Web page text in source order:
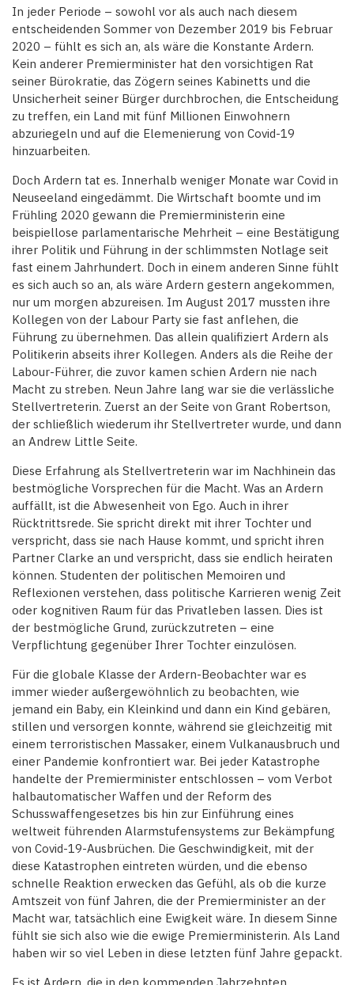
In jeder Periode – sowohl vor als auch nach diesem
entscheidenden Sommer von Dezember 2019 bis Februar
2020 – fühlt es sich an, als wäre die Konstante Ardern.
Kein anderer Premierminister hat den vorsichtigen Rat
seiner Bürokratie, das Zögern seines Kabinetts und die
Unsicherheit seiner Bürger durchbrochen, die Entscheidung
zu treffen, ein Land mit fünf Millionen Einwohnern
abzuriegeln und auf die Elemenierung von Covid-19
hinzuarbeiten.
Doch Ardern tat es. Innerhalb weniger Monate war Covid in
Neuseeland eingedämmt. Die Wirtschaft boomte und im
Frühling 2020 gewann die Premierministerin eine
beispiellose parlamentarische Mehrheit – eine Bestätigung
ihrer Politik und Führung in der schlimmsten Notlage seit
fast einem Jahrhundert. Doch in einem anderen Sinne fühlt
es sich auch so an, als wäre Ardern gestern angekommen,
nur um morgen abzureisen. Im August 2017 mussten ihre
Kollegen von der Labour Party sie fast anflehen, die
Führung zu übernehmen. Das allein qualifiziert Ardern als
Politikerin abseits ihrer Kollegen. Anders als die Reihe der
Labour-Führer, die zuvor kamen schien Ardern nie nach
Macht zu streben. Neun Jahre lang war sie die verlässliche
Stellvertreterin. Zuerst an der Seite von Grant Robertson,
der schließlich wiederum ihr Stellvertreter wurde, und dann
an Andrew Little Seite.
Diese Erfahrung als Stellvertreterin war im Nachhinein das
bestmögliche Vorsprechen für die Macht. Was an Ardern
auffällt, ist die Abwesenheit von Ego. Auch in ihrer
Rücktrittsrede. Sie spricht direkt mit ihrer Tochter und
verspricht, dass sie nach Hause kommt, und spricht ihren
Partner Clarke an und verspricht, dass sie endlich heiraten
können. Studenten der politischen Memoiren und
Reflexionen verstehen, dass politische Karrieren wenig Zeit
oder kognitiven Raum für das Privatleben lassen. Dies ist
der bestmögliche Grund, zurückzutreten – eine
Verpflichtung gegenüber Ihrer Tochter einzulösen.
Für die globale Klasse der Ardern-Beobachter war es
immer wieder außergewöhnlich zu beobachten, wie
jemand ein Baby, ein Kleinkind und dann ein Kind gebären,
stillen und versorgen konnte, während sie gleichzeitig mit
einem terroristischen Massaker, einem Vulkanausbruch und
einer Pandemie konfrontiert war. Bei jeder Katastrophe
handelte der Premierminister entschlossen – vom Verbot
halbautomatischer Waffen und der Reform des
Schusswaffengesetzes bis hin zur Einführung eines
weltweit führenden Alarmstufensystems zur Bekämpfung
von Covid-19-Ausbrüchen. Die Geschwindigkeit, mit der
diese Katastrophen eintreten würden, und die ebenso
schnelle Reaktion erwecken das Gefühl, als ob die kurze
Amtszeit von fünf Jahren, die der Premierminister an der
Macht war, tatsächlich eine Ewigkeit wäre. In diesem Sinne
fühlt sie sich also wie die ewige Premierministerin. Als Land
haben wir so viel Leben in diese letzten fünf Jahre gepackt.
Es ist Ardern, die in den kommenden Jahrzehnten